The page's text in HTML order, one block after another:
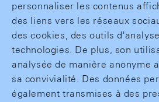
personnaliser les contenus
des liens vers les réseaux
des cookies, des outils
technologies. De plus, son
analysée de manière anonyme
sa convivialité. Des données
également transmises à des